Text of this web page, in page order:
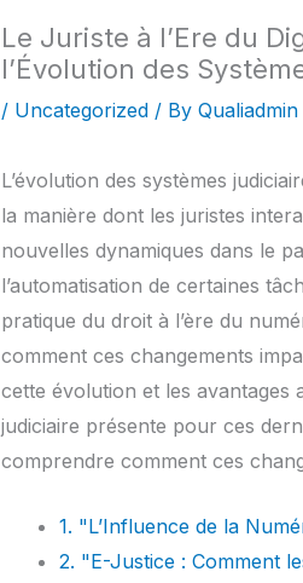
Le Juriste à l’Ere du
l’Évolution des
/ Uncategorized/ By Qualiadmin
L’évolution des systèmes
la manière dont les juristes
nouvelles dynamiques dans le
l’automatisation de certaines
pratique du droit à l’ère du
comment ces changements
cette évolution et les avantages
judiciaire présente pour ces
comprendre comment ces
1. "L’Influence de la
2. "E-Justice : Comment